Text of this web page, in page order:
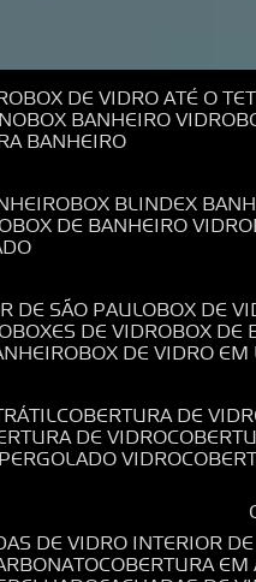
BOX DE VIDRO ATÉ O
BOX BANHEIRO VIDRO
BANHEIRO
BOX BLINDEX
BOX DE BANHEIRO VIDRO
DE SÃO PAULO BOX DE
BOXES DE VIDRO BOX
BOX DE VIDRO EM
COBERTURA DE
DE VIDRO
PERGOLADO VIDRO
DE VIDRO INTERIOR
COBERTURA